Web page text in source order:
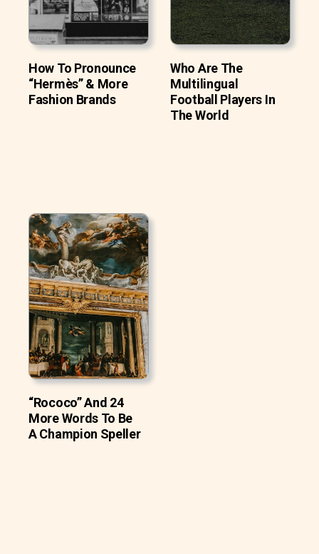
How To Pronounce
“Hermès” & More
Fashion Brands
Who Are The
Multilingual
Football Players In
The World
“Rococo” And 24
More Words To Be
A Champion Speller